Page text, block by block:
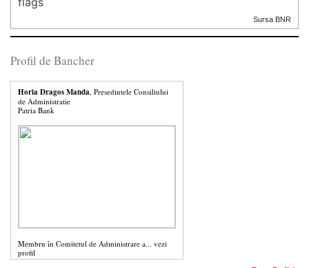
Sursa BNR
Profil de Bancher
Horia Dragos Manda, Presedintele Consiliului
de Administratie
Patria Bank
Membru în Comitetul de Administrare a... vezi
profil